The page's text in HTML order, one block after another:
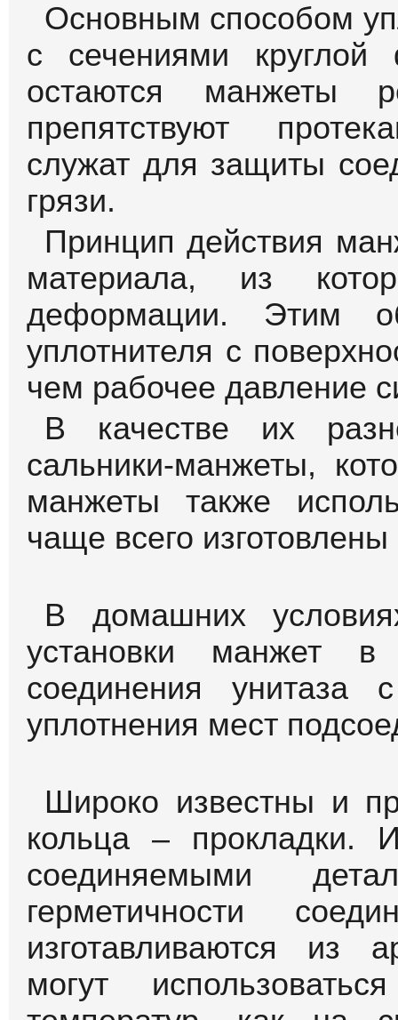
Основным способом
с сечениями
остаются манжеты
препятствуют
служат для защиты
грязи.
Принцип действия
материала, из
деформации. Этим
уплотнителя с
чем рабочее давление
В качестве их
сальники-манжеты,
манжеты также
чаще всего
В домашних
установки манжет
соединения унитаза
уплотнения мест
Широко известны и
кольца – прокладки.
соединяемыми
герметичности
изготавливаются из
могут